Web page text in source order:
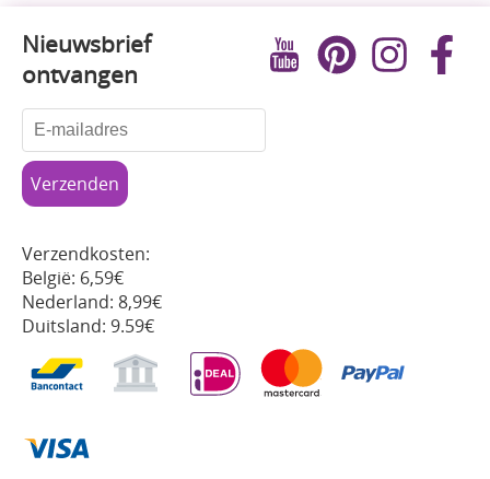
Nieuwsbrief
ontvangen
Verzendkosten:
België: 6,59€
Nederland: 8,99€
Duitsland: 9.59€